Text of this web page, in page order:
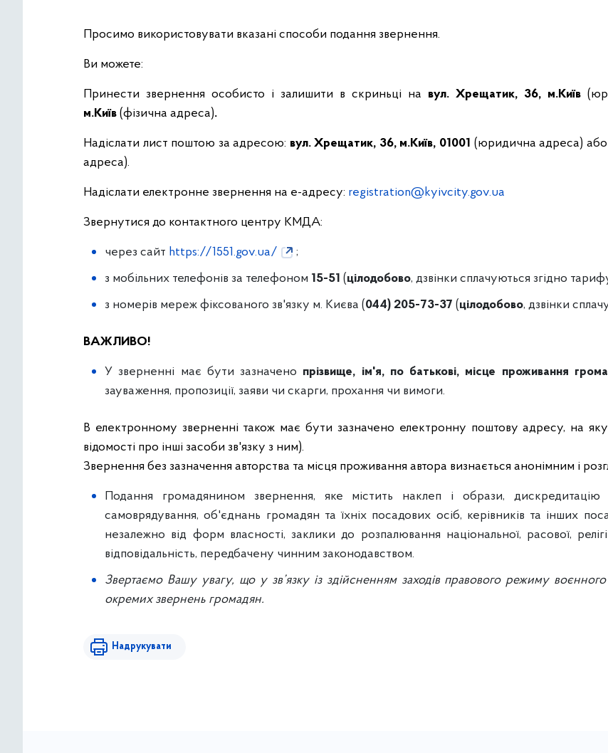
Просимо використовувати вказані способи подання звернення.
Ви можете:
Принести звернення особисто і залишити в скриньці на вул. Хрещатик, 36, м.Київ
м.Київ (фізична адреса).
Надіслати лист поштою за адресою: вул. Хрещатик, 36, м.Київ, 01001 (юридична адреса) або
адреса).
Надіслати електронне звернення на е-адресу: registration@kyivcity.gov.ua
Звернутися до контактного центру КМДА:
через сайт https://1551.gov.ua/
;
з мобільних телефонів за телефоном 15-51 (цілодобово, дзвінки сплачуються згідно
з номерів мереж фіксованого зв'язку м. Києва (044) 205-73-37 (цілодобово, дзвінки
ВАЖЛИВО!
У зверненні має бути зазначено прізвище, ім'я, по батькові, місце проживання
зауваження, пропозиції, заяви чи скарги, прохання чи вимоги.
В електронному зверненні також має бути зазначено електронну поштову адресу, на
відомості про інші засоби зв'язку з ним).
Звернення без зазначення авторства та місця проживання автора визнається анонімним і
Подання громадянином звернення, яке містить наклеп і образи, дискредитацію
самоврядування, об'єднань громадян та їхніх посадових осіб, керівників та інших
незалежно від форм власності, заклики до розпалювання національної, расової,
відповідальність, передбачену чинним законодавством.
Звертаємо Вашу увагу, що у зв’язку із здійсненням заходів правового режиму
окремих звернень громадян.
Надрукувати